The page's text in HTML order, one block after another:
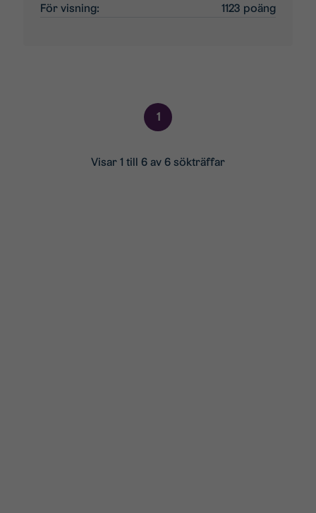
För visning: 1123 poäng
1
Visar 1 till 6 av 6 sökträffar